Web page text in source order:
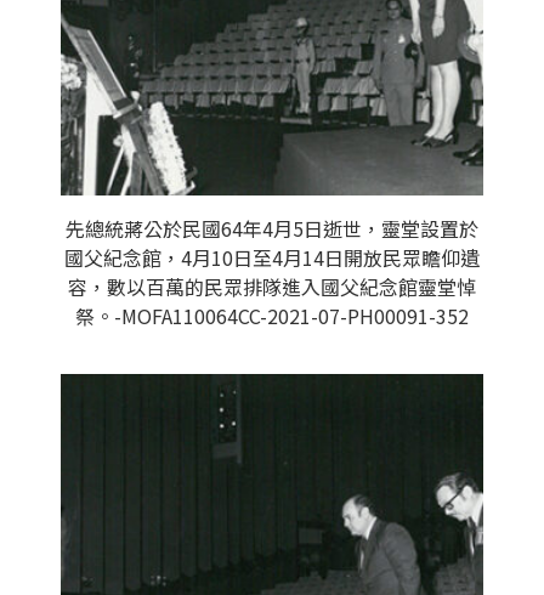
先總統蔣公於民國64年4月5日逝世，靈堂設置於
國父紀念館，4月10日至4月14日開放民眾瞻仰遺
容，數以百萬的民眾排隊進入國父紀念館靈堂悼
祭。-MOFA110064CC-2021-07-PH00091-352